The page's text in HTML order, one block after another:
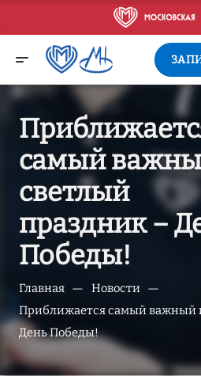
самый
светлый
праздник –
Победы!
Главная — Новости —
Приближается самый важный
День Победы!